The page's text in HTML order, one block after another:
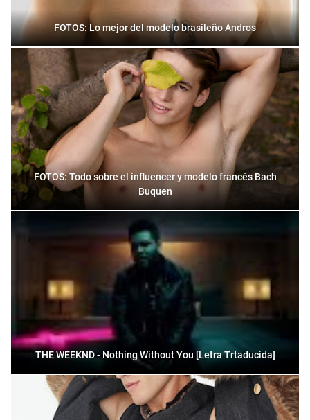
FOTOS: Lo mejor del modelo brasileño Andros
FOTOS: Todo sobre el influencer y modelo francés Bach
Buquen
THE WEEKND - Nothing Without You [Letra Trtaducida]